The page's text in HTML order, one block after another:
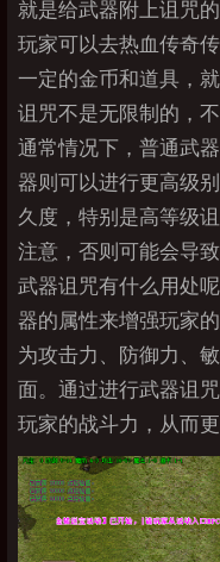
就是给武器附上诅咒
玩家可以去热血传奇
一定的金币和道具，
诅咒不是无限制的，
通常情况下，普通武
器则可以进行更高级
久度，特别是高等级
注意，否则可能会导
武器诅咒有什么用处
器的属性来增强玩家
为攻击力、防御力、
面。通过进行武器诅
玩家的战斗力，从而